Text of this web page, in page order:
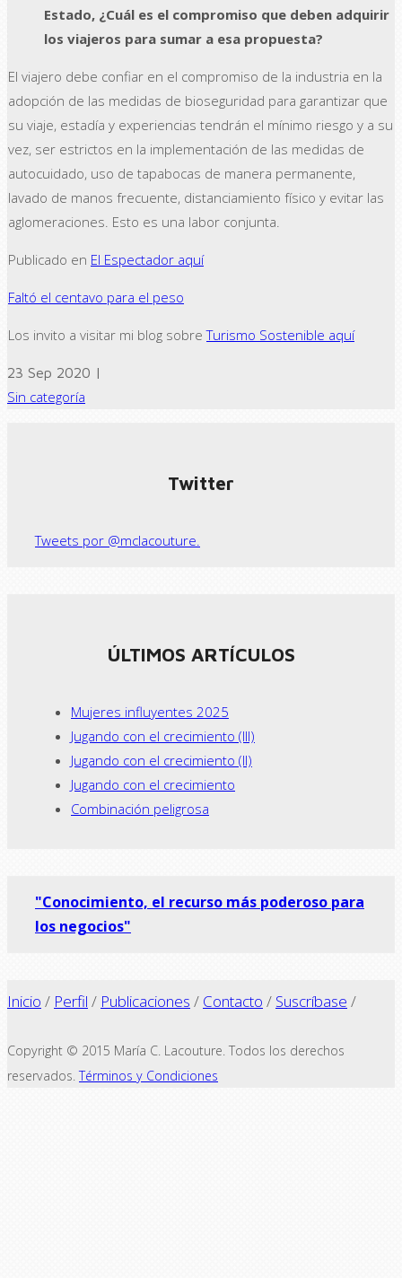
Estado, ¿Cuál es el compromiso que deben adquirir
los viajeros para sumar a esa propuesta?
El viajero debe confiar en el compromiso de la industria en la
adopción de las medidas de bioseguridad para garantizar que
su viaje, estadía y experiencias tendrán el mínimo riesgo y a su
vez, ser estrictos en la implementación de las medidas de
autocuidado, uso de tapabocas de manera permanente,
lavado de manos frecuente, distanciamiento físico y evitar las
aglomeraciones. Esto es una labor conjunta.
Publicado en El Espectador aquí
Faltó el centavo para el peso
Los invito a visitar mi blog sobreTurismo Sostenible aquí
23 Sep 2020 |
Sin categoría
Twitter
Tweets por @mclacouture.
ÚLTIMOS ARTÍCULOS
Mujeres influyentes 2025
Jugando con el crecimiento (III)
Jugando con el crecimiento (II)
Jugando con el crecimiento
Combinación peligrosa
"Conocimiento, el recurso más poderoso para
los negocios"
Inicio / Perfil / Publicaciones / Contacto / Suscríbase /
Copyright © 2015 María C. Lacouture. Todos los derechos
reservados.Términos y Condiciones